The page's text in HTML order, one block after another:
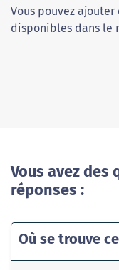
Vous pouvez
disponibles dans le
Vous avez des
réponses :
Où se trouve